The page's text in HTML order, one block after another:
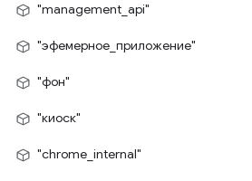
"management_api"
"эфемерное_приложение"
"фон"
"киоск"
"chrome_internal"